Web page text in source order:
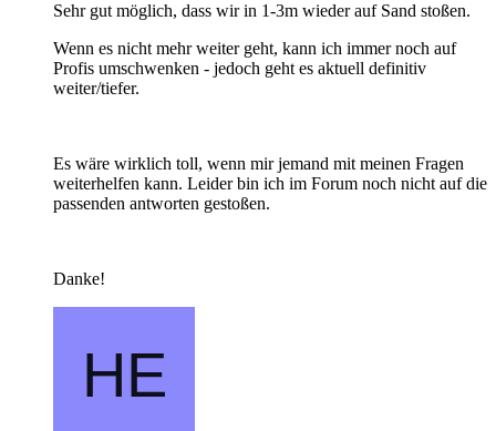
Sehr gut möglich, dass wir in 1-3m wieder auf Sand stoßen.
Wenn es nicht mehr weiter geht, kann ich immer noch auf
Profis umschwenken - jedoch geht es aktuell definitiv
weiter/tiefer.
Es wäre wirklich toll, wenn mir jemand mit meinen Fragen
weiterhelfen kann. Leider bin ich im Forum noch nicht auf die
passenden antworten gestoßen.
Danke!